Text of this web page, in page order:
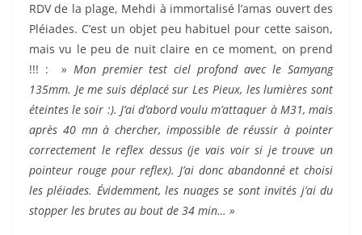
RDV de la plage, Mehdi à immortalisé l’amas ouvert des
Pléiades. C’est un objet peu habituel pour cette saison,
mais vu le peu de nuit claire en ce moment, on prend
!!! :
» Mon premier test ciel profond avec le Samyang
135mm. Je me suis déplacé sur Les Pieux, les lumières sont
éteintes le soir :). J’ai d’abord voulu m’attaquer à M31, mais
après 40 mn à chercher, impossible de réussir à pointer
correctement le reflex dessus (je vais voir si je trouve un
pointeur rouge pour reflex). J’ai donc abandonné et choisi
les pléiades. Évidemment, les nuages se sont invités j’ai du
stopper les brutes au bout de 34 min… »